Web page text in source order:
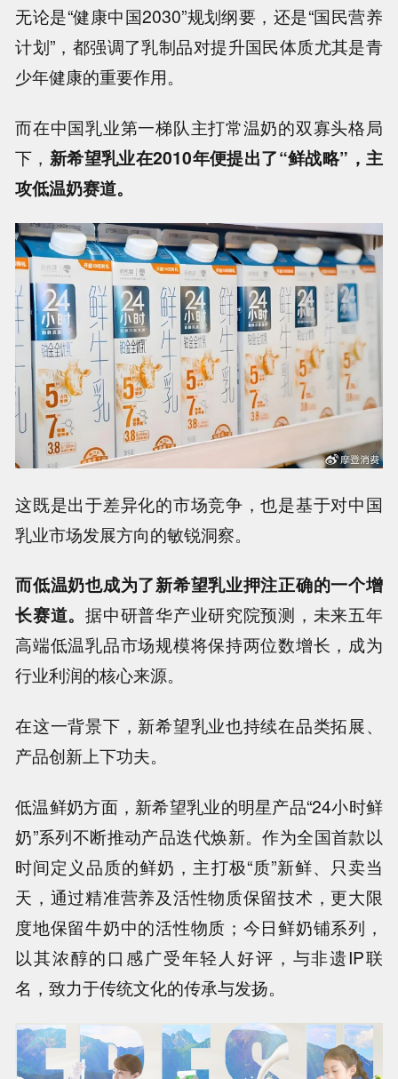
无论是“健康中国2030”规划纲要，还是“国民营养
计划”，都强调了乳制品对提升国民体质尤其是青
少年健康的重要作用。
而在中国乳业第一梯队主打常温奶的双寡头格局
下， 新希望乳业在2010年便提出了“鲜战略”，主
攻低温奶赛道。
这既是出于差异化的市场竞争，也是基于对中国
乳业市场发展方向的敏锐洞察。
而低温奶也成为了新希望乳业押注正确的一个增
长赛道。据中研普华产业研究院预测，未来五年
高端低温乳品市场规模将保持两位数增长，成为
行业利润的核心来源。
在这一背景下， 新希望乳业也持续在品类拓展、
产品创新上下功夫。
低温鲜奶方面，新希望乳业的明星产品“24小时鲜
奶”系列不断推动产品迭代焕新。作为全国首款以
时间定义品质的鲜奶，主打极“质”新鲜、只卖当
天，通过精准营养及活性物质保留技术，更大限
度地保留牛奶中的活性物质；今日鲜奶铺系列，
以其浓醇的口感广受年轻人好评，与非遗IP联
名，致力于传统文化的传承与发扬。